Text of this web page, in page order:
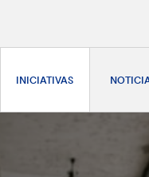
INICIATIVAS